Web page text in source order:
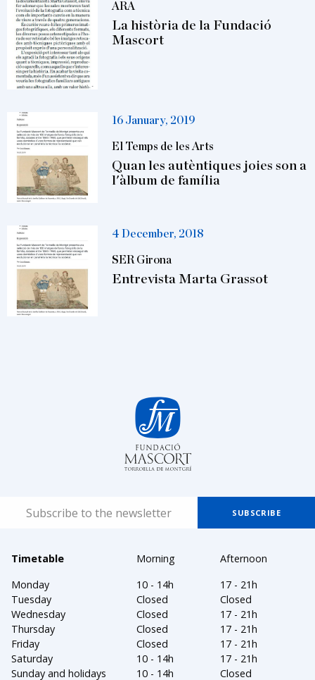
ARA
La història de la Fundació
Mascort
16 January, 2019
El Temps de les Arts
Quan les autèntiques joies son a
l'àlbum de família
4 December, 2018
SER Girona
Entrevista Marta Grassot
Timetable Morning
Afternoon
Monday
10 - 14h
17 - 21h
Tuesday
Closed
Closed
Wednesday
Closed
17 - 21h
Thursday
Closed
17 - 21h
Friday
Closed
17 - 21h
Saturday
10 - 14h
17 - 21h
Sunday and holidays
10 - 14h Closed